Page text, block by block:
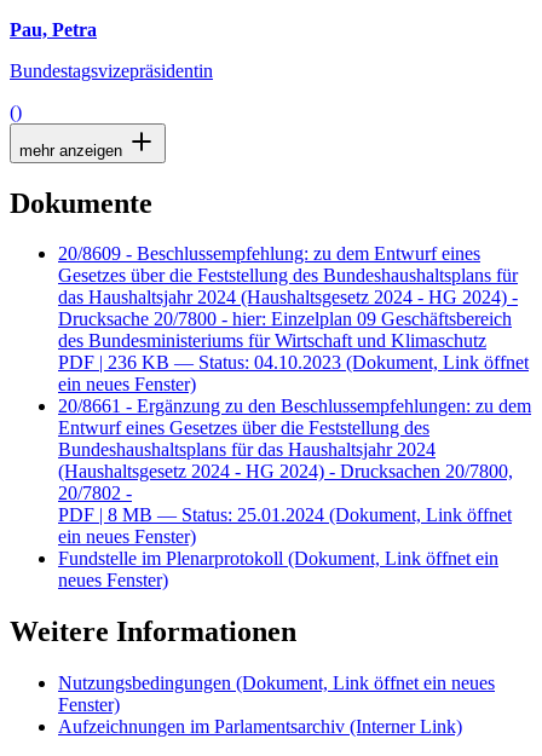
Pau, Petra
Bundestagsvizepräsidentin
()
mehr anzeigen
Dokumente
20/8609 - Beschlussempfehlung: zu dem Entwurf eines
Gesetzes über die Feststellung des Bundeshaushaltsplans für
das Haushaltsjahr 2024 (Haushaltsgesetz 2024 - HG 2024) -
Drucksache 20/7800 - hier: Einzelplan 09 Geschäftsbereich
des Bundesministeriums für Wirtschaft und Klimaschutz
PDF | 236 KB — Status: 04.10.2023 (Dokument, Link öffnet
ein neues Fenster)
20/8661 - Ergänzung zu den Beschlussempfehlungen: zu dem
Entwurf eines Gesetzes über die Feststellung des
Bundeshaushaltsplans für das Haushaltsjahr 2024
(Haushaltsgesetz 2024 - HG 2024) - Drucksachen 20/7800,
20/7802 -
PDF | 8 MB — Status: 25.01.2024 (Dokument, Link öffnet
ein neues Fenster)
Fundstelle im Plenarprotokoll (Dokument, Link öffnet ein
neues Fenster)
Weitere Informationen
Nutzungsbedingungen (Dokument, Link öffnet ein neues
Fenster)
Aufzeichnungen im Parlamentsarchiv (Interner Link)